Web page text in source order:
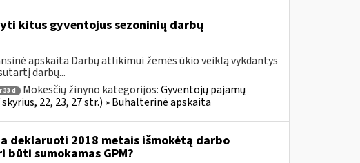
kitus gyventojus sezoninių darbų
apskaita Darbų atlikimui žemės ūkio veiklą vykdantys
darbų...
33 d Mokesčių žinyno kategorijos:Gyventojų pajamų
22, 23, 27 str.) » Buhalterinė apskaita
deklaruoti 2018 metais išmokėtą darbo
sumokamas GPM?